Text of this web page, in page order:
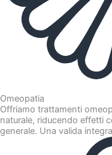
Omeopatia
Offriamo trattamenti
naturale, riducendo effetti
generale. Una valida